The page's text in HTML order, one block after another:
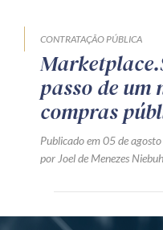
CONTRATAÇÃO PÚBLICA
passo de um
compras
Publicado em 05 de
por Joel de Menezes